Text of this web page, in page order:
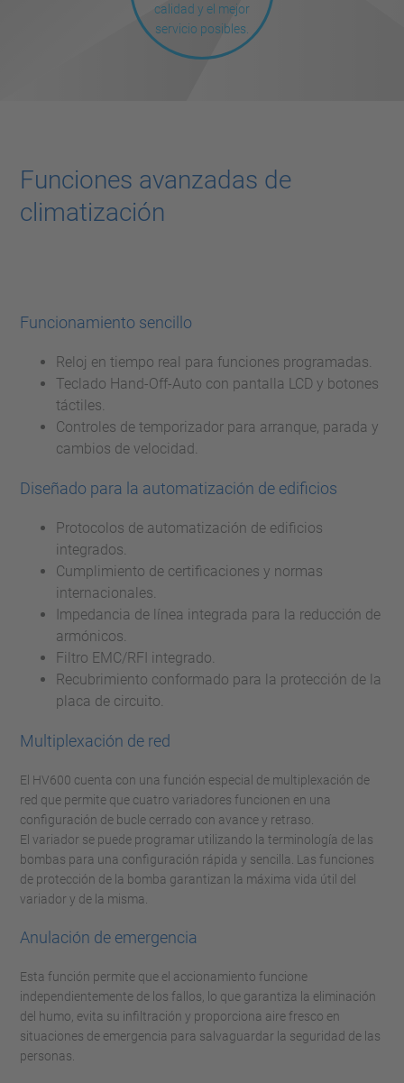
calidad y el mejor
servicio posibles.
Funciones avanzadas de
climatización
Funcionamiento sencillo
Reloj en tiempo real para funciones programadas.
Teclado Hand-Off-Auto con pantalla LCD y botones
táctiles.
Controles de temporizador para arranque, parada y
cambios de velocidad.
Diseñado para la automatización de edificios
Protocolos de automatización de edificios
integrados.
Cumplimiento de certificaciones y normas
internacionales.
Impedancia de línea integrada para la reducción de
armónicos.
Filtro EMC/RFI integrado.
Recubrimiento conformado para la protección de la
placa de circuito.
Multiplexación de red
El HV600 cuenta con una función especial de multiplexación de
red que permite que cuatro variadores funcionen en una
configuración de bucle cerrado con avance y retraso.
El variador se puede programar utilizando la terminología de las
bombas para una configuración rápida y sencilla. Las funciones
de protección de la bomba garantizan la máxima vida útil del
variador y de la misma.
Anulación de emergencia
Esta función permite que el accionamiento funcione
independientemente de los fallos, lo que garantiza la eliminación
del humo, evita su infiltración y proporciona aire fresco en
situaciones de emergencia para salvaguardar la seguridad de las
personas.